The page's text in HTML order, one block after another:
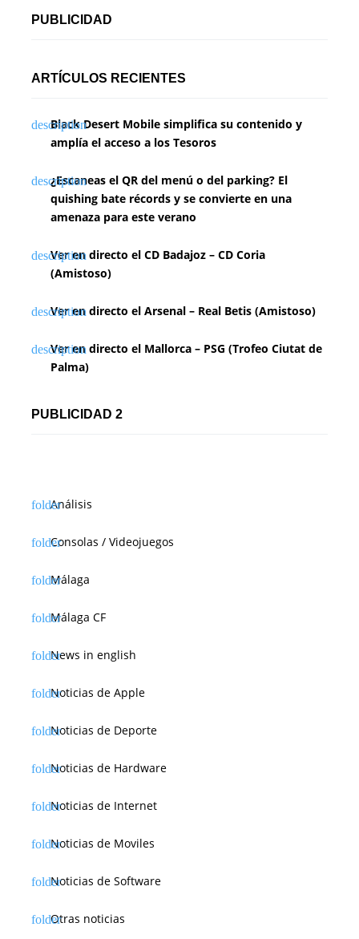
PUBLICIDAD
ARTÍCULOS RECIENTES
Black Desert Mobile simplifica su contenido y
amplía el acceso a los Tesoros
¿Escaneas el QR del menú o del parking? El
quishing bate récords y se convierte en una
amenaza para este verano
Ver en directo el CD Badajoz – CD Coria
(Amistoso)
Ver en directo el Arsenal – Real Betis (Amistoso)
Ver en directo el Mallorca – PSG (Trofeo Ciutat de
Palma)
PUBLICIDAD 2
Análisis
Consolas / Videojuegos
Málaga
Málaga CF
News in english
Noticias de Apple
Noticias de Deporte
Noticias de Hardware
Noticias de Internet
Noticias de Moviles
Noticias de Software
Otras noticias